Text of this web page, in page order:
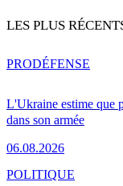
LES PLUS
L'Ukraine estime que
dans son armée
06.08.2026
PRODÉFENSE
POLITIQUE